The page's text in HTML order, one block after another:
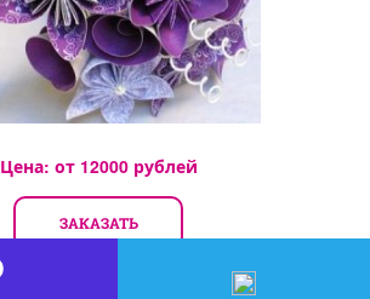
Цена: от 12000рублей
ЗАКАЗАТЬ